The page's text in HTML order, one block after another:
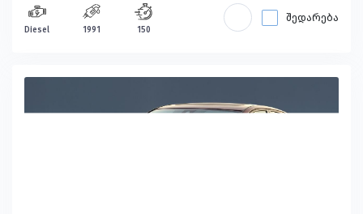
Diesel 1991 150
შედარება